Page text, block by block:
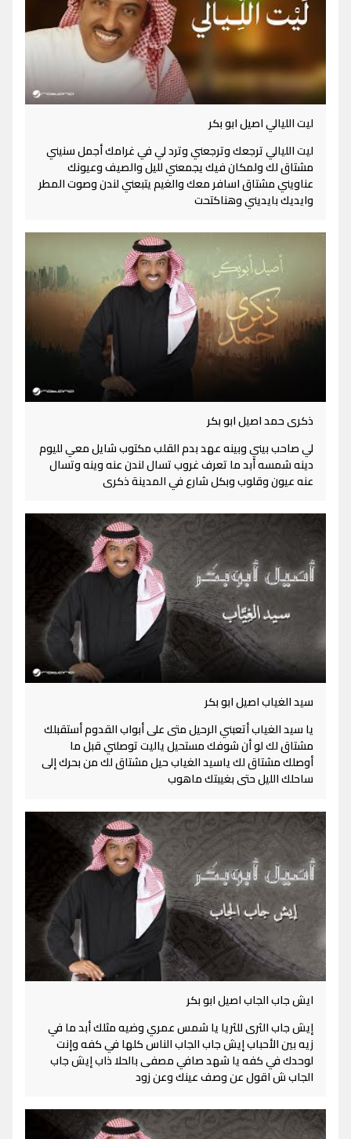
ليت الليالي اصيل ابو بكر
ليت الليالي ترجعك وترجعني وترد لي في غرامك أجمل سنيني
مشتاق لك ولمكان فيك يجمعني لليل والصيف وعيونك
عناويني مشتاق اسافر معك والغيم يتبعني لندن وصوت المطر
وايديك بايديني وهناكتحت
ذكرى حمد اصيل ابو بكر
لي صاحب بيني وبينه عهد بدم القلب مكتوب شايل معي لليوم
دينه شمسه أبد ما تعرف غروب تسال لندن عنه وينه وتسال
عنه عيون وقلوب وبكل شارع في المدينة ذكرى
سيد الغياب اصيل ابو بكر
يا سيد الغياب أتعبني الرحيل متى على أبواب القدوم أستقبلك
مشتاق لك لو أن شوفك مستحيل ياليت توصلني قبل ما
أوصلك مشتاق لك ياسيد الغياب حيل مشتاق لك من بحرك إلى
ساحلك الليل حتى بغيبتك ماهوب
ايش جاب الجاب اصيل ابو بكر
إيش جاب الثرى للثريا يا شمس عمري وضيه مثلك أبد ما في
زيه بين الأحباب إيش جاب الجاب الناس كلها في كفه وإنت
لوحدك في كفه يا شهد صافي مصفى بالحلا ذاب إيش جاب
الجاب ش اقول عن وصف عينك وعن زود